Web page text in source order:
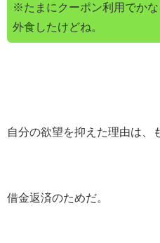
※たまにクーポン利用でか
外食したけどね。
自分の欲望を抑えた理由は、
借金返済のためだ。